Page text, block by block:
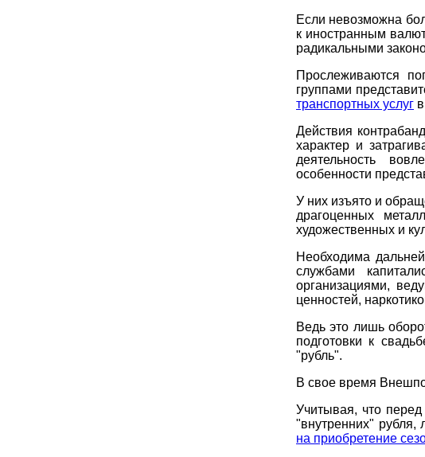
Если невозможна
к иностранным
радикальными
Прослеживаются
группами
транспортных услуг
Действия
характер и
деятельность
особенности
У них изъято и
драгоценных
художественных и
Необходима
службами
организациями,
ценностей,
Ведь это лишь
подготовки к
"рубль".
В свое время
Учитывая, что
"внутренних" рубля,
на приобретение